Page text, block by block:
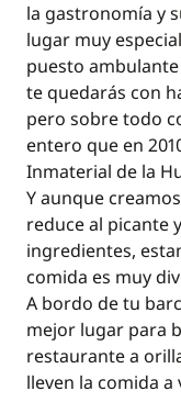
la gastronomía y
lugar muy
puesto
te quedarás con
pero sobre todo
entero que en
Inmaterial de la
Y aunque
reduce al picante
ingredientes,
comida es muy
A bordo de tu
mejor lugar para
restaurante a
lleven la comida